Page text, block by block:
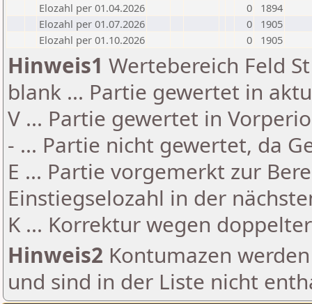
Elozahl per 01.04.2026
0
1894
Elozahl per 01.07.2026
0
1905
Elozahl per 01.10.2026
0 1905
Hinweis1 Wertebereich Feld
blank ... Partie gewertet in
V ... Partie gewertet in
- ... Partie nicht gewertet, da
E ... Partie vorgemerkt zur
Einstiegselozahl in der
K ... Korrektur wegen
Hinweis2 Kontumazen
und sind in der Liste nicht